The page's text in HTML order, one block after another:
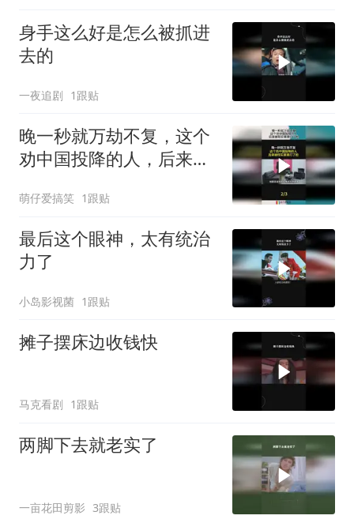
身手这么好是怎么被抓进
去的
一夜追剧 1跟贴
晚一秒就万劫不复，这个
劝中国投降的人，后来被
萌仔爱搞笑 1跟贴
最后这个眼神，太有统治
力了
小岛影视菌 1跟贴
摊子摆床边收钱快
马克看剧 1跟贴
两脚下去就老实了
一亩花田剪影 3跟贴